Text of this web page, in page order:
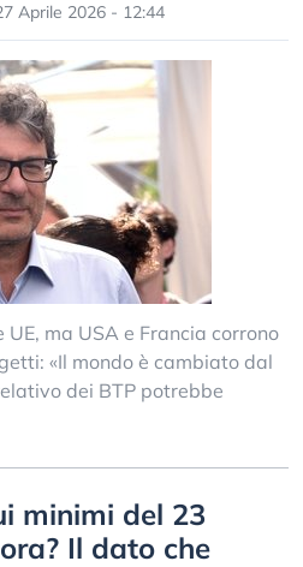
Aprile 2026 - 12:44
ma USA e Francia corrono
«Il mondo è cambiato dal
dei BTP potrebbe
minimi del 23
Il dato che